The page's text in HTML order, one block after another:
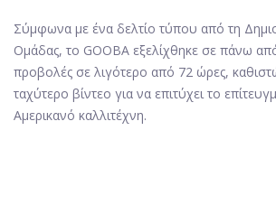
Σύμφωνα με ένα δελτίο τύπου από τη
Ομάδας, το GOOBA εξελίχθηκε σε πάνω
προβολές σε λιγότερο από 72 ώρες,
ταχύτερο βίντεο για να επιτύχει το
Αμερικανό καλλιτέχνη.